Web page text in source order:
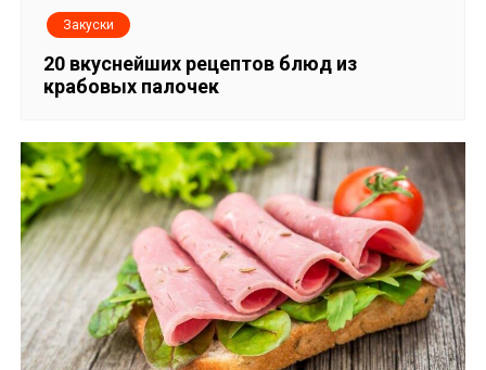
з
а
п
и
с
Закуски
20 вкуснейших рецептов блюд из
крабовых палочек